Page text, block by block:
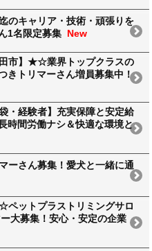
のキャリア・技術・頑張りを
1名限定募集 New
市】★☆業界トップクラスの
トリマーさん増員募集中！
・経験者】充実保障と安定給
時間労働ナシ＆快適な環境と
ーさん募集！愛犬と一緒に通
ペットプラストリミングサロ
大募集！安心・安定の企業